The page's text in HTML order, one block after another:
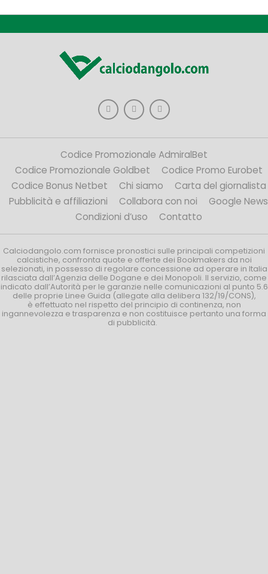
Codice Promozionale AdmiralBet
Codice Promozionale Goldbet
Codice Promo Eurobet
Codice Bonus Netbet
Chi siamo
Carta del giornalista
Pubblicità e affiliazioni
Collabora con noi
Google News
Condizioni d’uso
Contatto
Calciodangolo.com fornisce pronostici sulle principali competizioni
calcistiche, confronta quote e offerte dei Bookmakers da noi
selezionati, in possesso di regolare concessione ad operare in Italia
rilasciata dall’Agenzia delle Dogane e dei Monopoli. Il servizio, come
indicato dall’Autorità per le garanzie nelle comunicazioni al punto 5.6
delle proprie Linee Guida (allegate alla delibera 132/19/CONS),
è effettuato nel rispetto del principio di continenza, non
ingannevolezza e trasparenza e non costituisce pertanto una forma
di pubblicità.